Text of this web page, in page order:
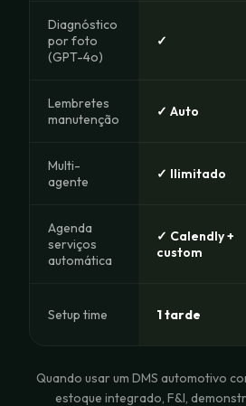
Diagnóstico
por foto
(GPT-4o)
✓
Lembretes
manutenção
✓ Auto
Multi-
agente
✓ Ilimitado
Agenda
serviços
automática
✓ Calendly +
custom
Setup time 1 tarde
Quando usar um DMS automotivo
estoque integrado, F&I,